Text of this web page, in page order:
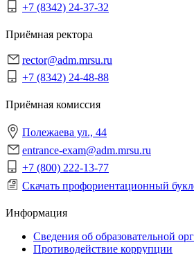
+7 (8342) 24-37-32
Приёмная ректора
rector@adm.mrsu.ru
+7 (8342) 24-48-88
Приёмная комиссия
Полежаева ул., 44
entrance-exam@adm.mrsu.ru
+7 (800) 222-13-77
Скачать профориентационный
Информация
Сведения об образовательной
Противодействие коррупции